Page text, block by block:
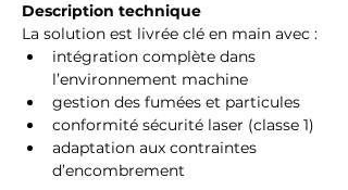
Description technique
La solution est livrée clé en main avec :
intégration complète dans
l’environnement machine
gestion des fumées et particules
conformité sécurité laser (classe 1)
adaptation aux contraintes
d’encombrement